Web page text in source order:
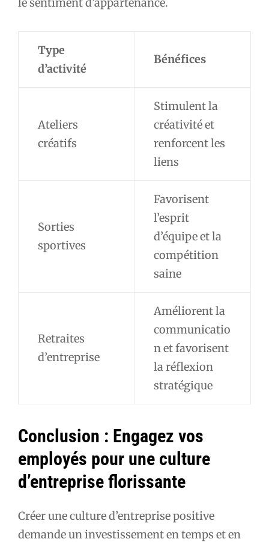
le sentiment d’appartenance.
Type
d’activité
Bénéfices
Ateliers
créatifs
Stimulent la
créativité et
renforcent les
liens
Sorties
sportives
Favorisent
l’esprit
d’équipe et la
compétition
saine
Retraites
d’entreprise
Améliorent la
communicatio
n et favorisent
la réflexion
stratégique
Conclusion : Engagez vos
employés pour une culture
d’entreprise florissante
Créer une culture d’entreprise positive
demande un investissement en temps et en